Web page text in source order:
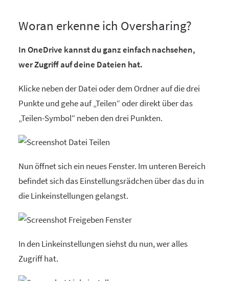
Woran erkenne ich Oversharing?
In OneDrive kannst du ganz einfach nachsehen,
wer Zugriff auf deine Dateien hat.
Klicke neben der Datei oder dem Ordner auf die drei
Punkte und gehe auf „Teilen“ oder direkt über das
„Teilen-Symbol“ neben den drei Punkten.
Nun öffnet sich ein neues Fenster. Im unteren Bereich
befindet sich das Einstellungsrädchen über das du in
die Linkeinstellungen gelangst.
In den Linkeinstellungen siehst du nun, wer alles
Zugriff hat.